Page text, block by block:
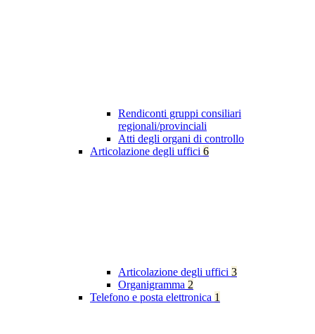
Rendiconti gruppi consiliari
regionali/provinciali
Atti degli organi di controllo
Articolazione degli uffici 6
Articolazione degli uffici 3
Organigramma 2
Telefono e posta elettronica 1